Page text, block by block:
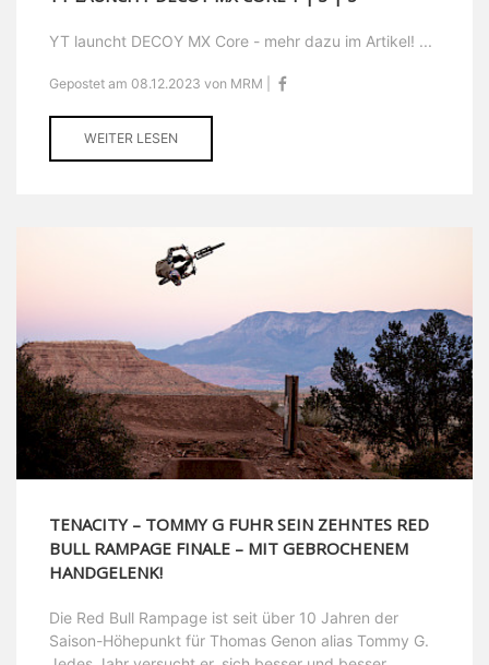
YT launcht DECOY MX Core - mehr dazu im Artikel! ...
Gepostet am 08.12.2023 von MRM |
WEITER LESEN
TENACITY – TOMMY G FUHR SEIN ZEHNTES RED
BULL RAMPAGE FINALE – MIT GEBROCHENEM
HANDGELENK!
Die Red Bull Rampage ist seit über 10 Jahren der
Saison-Höhepunkt für Thomas Genon alias Tommy G.